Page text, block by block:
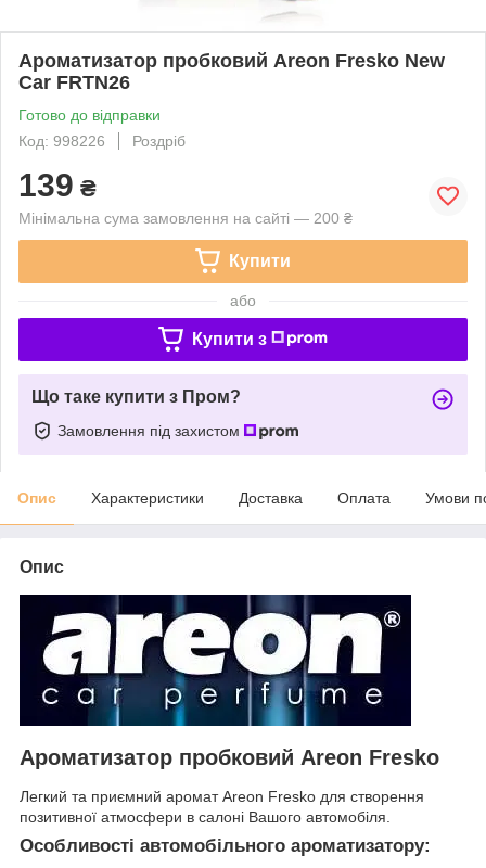
Ароматизатор пробковий Areon Fresko New
Car FRTN26
Готово до відправки
Код: 998226
Роздріб
139 ₴
Мінімальна сума замовлення на сайті — 200 ₴
Купити
або
Купити з
Що таке купити з Пром?
Замовлення під захистом
Опис Характеристики Доставка Оплата Умови
Опис
Ароматизатор пробковий Areon Fresko
Легкий та приємний аромат Areon Fresko для створення
позитивної атмосфери в салоні Вашого автомобіля.
Особливості автомобільного ароматизатору: